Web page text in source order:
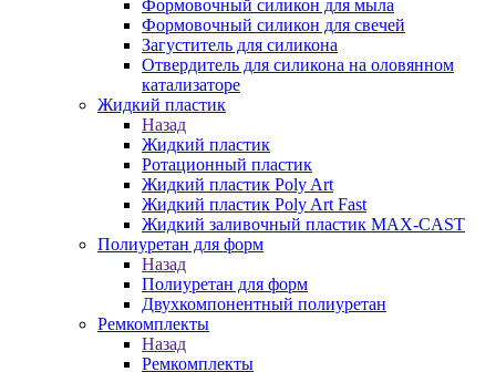
Формовочный силикон для мыла
Формовочный силикон для свечей
Загуститель для силикона
Отвердитель для силикона на оловянном
катализаторе
Жидкий пластик
Назад
Жидкий пластик
Ротационный пластик
Жидкий пластик Poly Art
Жидкий пластик Poly Art Fast
Жидкий заливочный пластик MAX-CAST
Полиуретан для форм
Назад
Полиуретан для форм
Двухкомпонентный полиуретан
Ремкомплекты
Назад
Ремкомплекты